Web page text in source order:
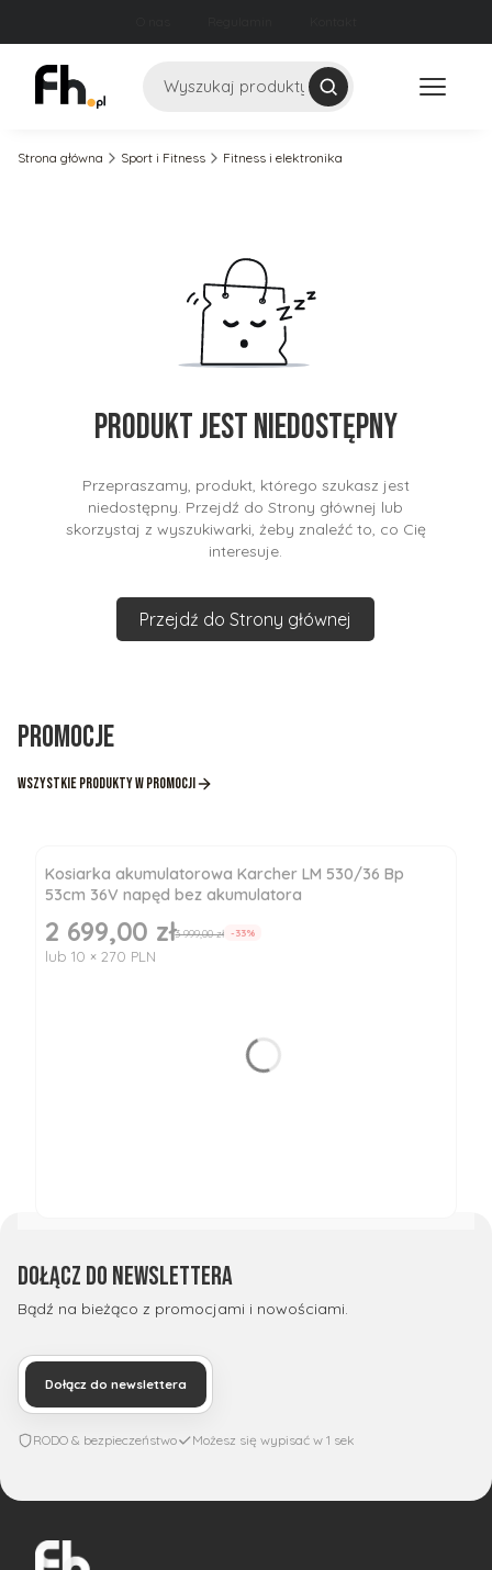
Szukaj
Strona główna Sport i Fitness Fitness i elektronika
Produkt jest niedostępny
Przepraszamy, produkt, którego szukasz jest
niedostępny. Przejdź do Strony głównej lub
skorzystaj z wyszukiwarki, żeby znaleźć to, co Cię
interesuje.
Przejdź do Strony głównej
Promocje
Wszystkie produkty w promocji
Kosiarka akumulatorowa Karcher LM 530/36 Bp
53cm 36V napęd bez akumulatora
Cena promocyjna
2 699,00 zł3 999,00 zł -33%
lub 10 × 270 PLN
Dołącz do newslettera
Bądź na bieżąco z promocjami i nowościami.
Dołącz do newslettera
RODO & bezpieczeństwo Możesz się wypisać w 1 sek